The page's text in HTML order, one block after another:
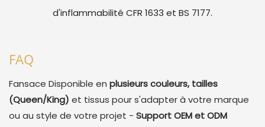
d'inflammabilité CFR 1633 et BS 7177.
FAQ
Fansace Disponible en plusieurs couleurs, tailles
(Queen/King) et tissus pour s'adapter à votre marque
ou au style de votre projet - Support OEM et ODM